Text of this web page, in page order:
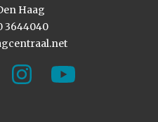
Haag
3644040